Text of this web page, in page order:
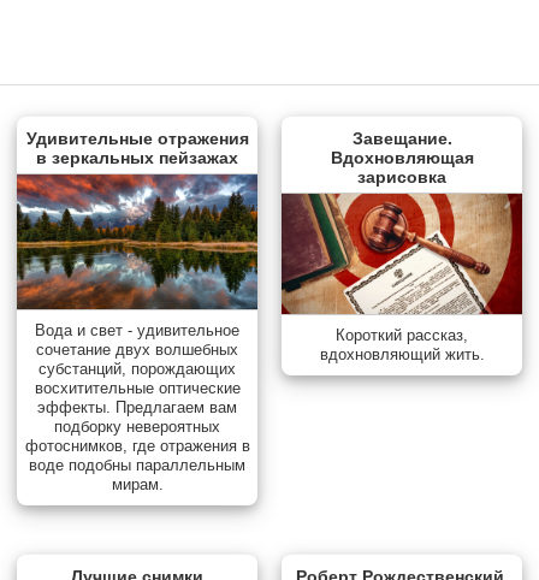
Удивительные отражения
в зеркальных пейзажах
Вода и свет - удивительное
сочетание двух волшебных
субстанций, порождающих
восхитительные оптические
эффекты. Предлагаем вам
подборку невероятных
фотоснимков, где отражения в
воде подобны параллельным
мирам.
Завещание.
Вдохновляющая
зарисовка
Короткий рассказ,
вдохновляющий жить.